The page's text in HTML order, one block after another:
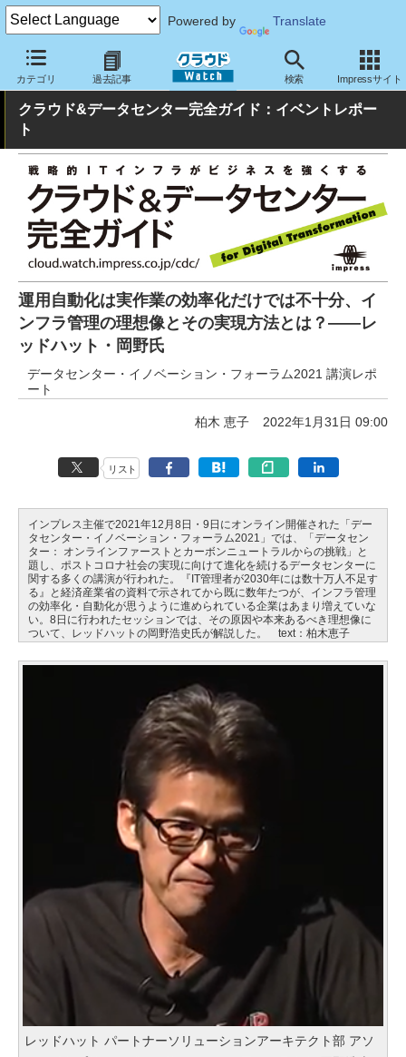
Powered by Translate
カテゴリ 過去記事 検索 Impressサイト
クラウド Watch ハード・インフラ データセンター
クラウド&データセンター完全ガイド：イベントレポー
ト
運用自動化は実作業の効率化だけでは不十分、イ
ンフラ管理の理想像とその実現方法とは？――レ
ッドハット・岡野氏
データセンター・イノベーション・フォーラム2021 講演レポ
ート
柏木 恵子 2022年1月31日 09:00
リスト
インプレス主催で2021年12月8日・9日にオンライン開催された「デー
タセンター・イノベーション・フォーラム2021」では、「データセン
ター： オンラインファーストとカーボンニュートラルからの挑戦」と
題し、ポストコロナ社会の実現に向けて進化を続けるデータセンターに
関する多くの講演が行われた。『IT管理者が2030年には数十万人不足す
る』と経済産業省の資料で示されてから既に数年たつが、インフラ管理
の効率化・自動化が思うように進められている企業はあまり増えていな
い。8日に行われたセッションでは、その原因や本来あるべき理想像に
ついて、レッドハットの岡野浩史氏が解説した。 text：柏木恵子
レッドハット パートナーソリューションアーキテクト部 アソ